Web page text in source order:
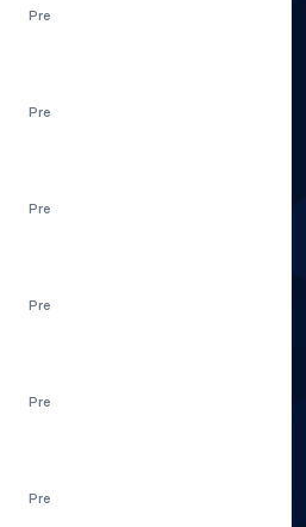
Pre
Pre
Pre
Pre
Pre
Pre